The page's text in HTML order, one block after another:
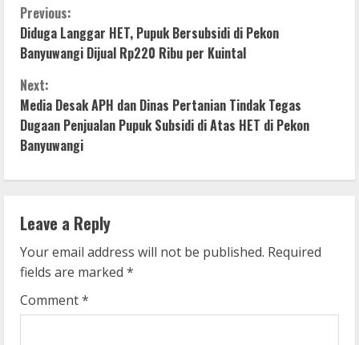
C
o
n
t
i
n
u
e
R
e
Previous:
Diduga Langgar HET, Pupuk Bersubsidi di Pekon
Banyuwangi Dijual Rp220 Ribu per Kuintal
Next:
Media Desak APH dan Dinas Pertanian Tindak Tegas
Dugaan Penjualan Pupuk Subsidi di Atas HET di Pekon
Banyuwangi
Leave a Reply
Your email address will not be published. Required
fields are marked *
Comment*